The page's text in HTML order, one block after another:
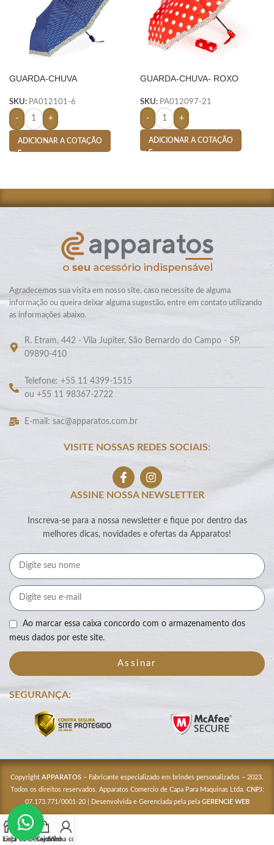
GUARDA-CHUVA
SKU: PA012101-6
- +
ADICIONAR A COTAÇÃO
GUARDA-CHUVA- ROXO
SKU: PA012097-21
- +
ADICIONAR A COTAÇÃO
Agradecemos sua visita em nosso site, caso necessite de alguma
informação ou queira deixar alguma sugestão, entre em contato utilizando
as informações abaixo.
R. Etram, 442 - Vila Jupiter, São Bernardo do Campo - SP,
09890-410
Telefone: +55 11 4399-1515
ou +55 11 98367-2722
E-mail: sac@apparatos.com.br
VISITE NOSSAS REDES SOCIAIS:
ASSINE NOSSA NEWSLETTER
Inscreva-se para a nossa newsletter e fique por dentro das
melhores dicas, novidades e ofertas da Apparatos!
Ao marcar essa caixa concordo com o armazenamento dos
meus dados por este site.
Assinar
SEGURANÇA:
Copyright APPARATOS – Fabricante especializado em brindes personalizados – 2023.
Todos os direitos reservados. Apparatos Comercio de Capa Para Maquinas Ltda. CNPJ:
07.173.771/0001-20 | Desenvolvida e Gerenciada pela pela GERENCIE WEB
Loja
Lista de Desejos
CarrinhoMinha conta